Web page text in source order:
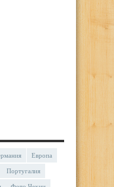
Европа
Португалия